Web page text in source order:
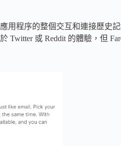
用程序的整個交互和連接歷史
或 Reddit 的體驗，但